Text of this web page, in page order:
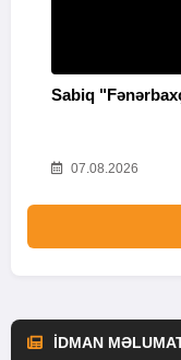
Sabiq
07.08.2026
İDMAN